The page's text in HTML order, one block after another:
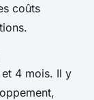
coûts
4 mois. Il y